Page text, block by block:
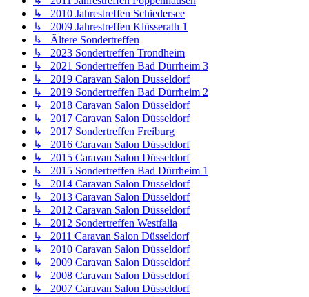
↳ 2010 Jahrestreffen Schiedersee
↳ 2009 Jahrestreffen Klüsserath 1
↳ Ältere Sondertreffen
↳ 2023 Sondertreffen Trondheim
↳ 2021 Sondertreffen Bad Dürrheim 3
↳ 2019 Caravan Salon Düsseldorf
↳ 2019 Sondertreffen Bad Dürrheim 2
↳ 2018 Caravan Salon Düsseldorf
↳ 2017 Caravan Salon Düsseldorf
↳ 2017 Sondertreffen Freiburg
↳ 2016 Caravan Salon Düsseldorf
↳ 2015 Caravan Salon Düsseldorf
↳ 2015 Sondertreffen Bad Dürrheim 1
↳ 2014 Caravan Salon Düsseldorf
↳ 2013 Caravan Salon Düsseldorf
↳ 2012 Caravan Salon Düsseldorf
↳ 2012 Sondertreffen Westfalia
↳ 2011 Caravan Salon Düsseldorf
↳ 2010 Caravan Salon Düsseldorf
↳ 2009 Caravan Salon Düsseldorf
↳ 2008 Caravan Salon Düsseldorf
↳ 2007 Caravan Salon Düsseldorf